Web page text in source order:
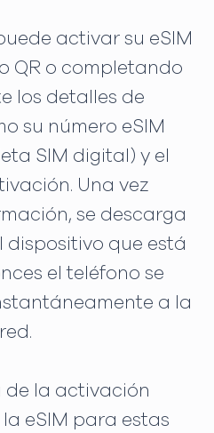
activar su eSIM
QR o completando
los detalles de
su número eSIM
SIM digital) y el
Una vez
se descarga
dispositivo que está
el teléfono se
a la
red.
de la activación
eSIM para estas